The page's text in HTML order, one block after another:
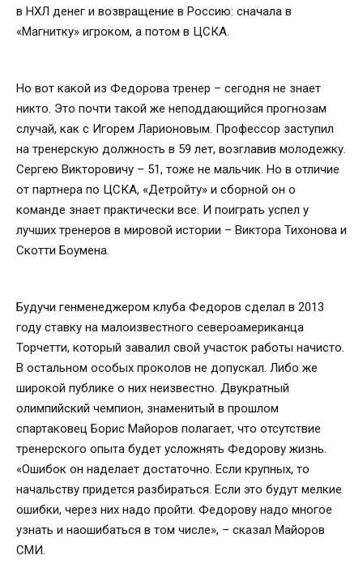
в НХЛ денег и возвращение в Россию: сначала в
«Магнитку» игроком, а потом в ЦСКА.
Но вот какой из Федорова тренер – сегодня не знает
никто. Это почти такой же неподдающийся прогнозам
случай, как с Игорем Ларионовым. Профессор заступил
на тренерскую должность в 59 лет, возглавив молодежку.
Сергею Викторовичу – 51, тоже не мальчик. Но в отличие
от партнера по ЦСКА, «Детройту» и сборной он о
команде знает практически все. И поиграть успел у
лучших тренеров в мировой истории – Виктора Тихонова и
Скотти Боумена.
Будучи генменеджером клуба Федоров сделал в 2013
году ставку на малоизвестного североамериканца
Торчетти, который завалил свой участок работы начисто.
В остальном особых проколов не допускал. Либо же
широкой публике о них неизвестно. Двукратный
олимпийский чемпион, знаменитый в прошлом
спартаковец Борис Майоров полагает, что отсутствие
тренерского опыта будет усложнять Федорову жизнь.
«Ошибок он наделает достаточно. Если крупных, то
начальству придется разбираться. Если это будут мелкие
ошибки, через них надо пройти. Федорову надо многое
узнать и наошибаться в том числе», – сказал Майоров
СМИ.